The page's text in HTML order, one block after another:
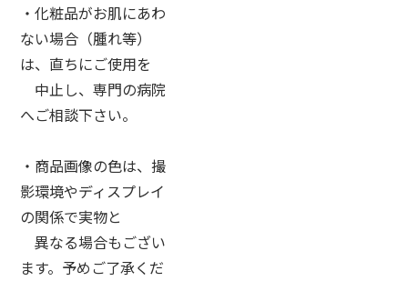
・化粧品がお肌にあわ
ない場合（腫れ等）
は、直ちにご使用を
中止し、専門の病院
へご相談下さい。
・商品画像の色は、撮
影環境やディスプレイ
の関係で実物と
異なる場合もござい
ます。予めご了承くだ